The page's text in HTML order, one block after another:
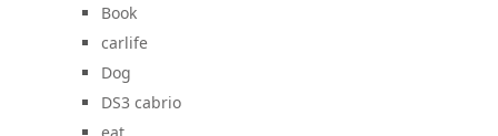
Book
carlife
Dog
DS3 cabrio
eat